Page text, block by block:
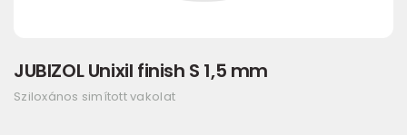
JUBIZOL Unixil finish S 1,5 mm
Sziloxános simított vakolat